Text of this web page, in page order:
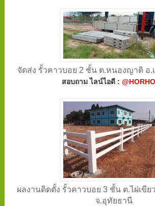
จัดส่ง รั้วคาวบอย 2 ชั้น ต.หนองญาติ อ.
สอบถาม ไลน์ไอดี :
ผลงานติดตั้ง รั้วคาวบอย 3 ชั้น ต.ไผ่เขี
จ.อุทัยธานี